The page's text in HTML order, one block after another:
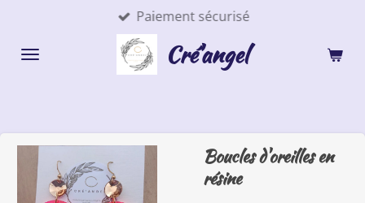
contenu
Cré'angel
Paiement sécurisé
Boucles d'oreilles en
résine